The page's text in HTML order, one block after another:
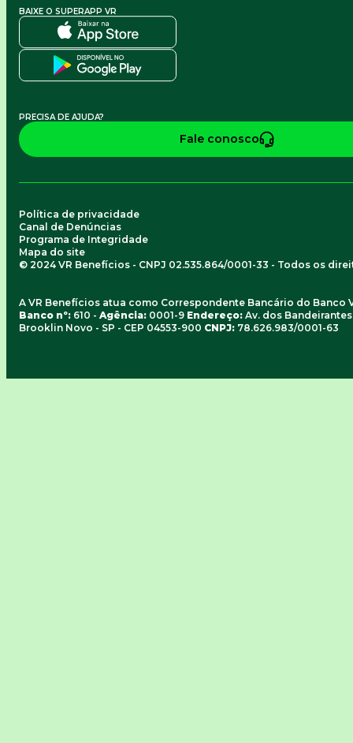
BAIXE O SUPERAPP VR
PRECISA DE AJUDA?
Fale conosco
© 2024 VR Benefícios - CNPJ 02.535.864/0001-33 - Todos os
Política de privacidade
Canal de Denúncias
Programa de Integridade
Mapa do site
A VR Benefícios atua como Correspondente Bancário do Banco
Banco nº: 610 - Agência: 0001-9 Endereço: Av. dos
Brooklin Novo - SP - CEP 04553-900 CNPJ: 78.626.983/0001-63